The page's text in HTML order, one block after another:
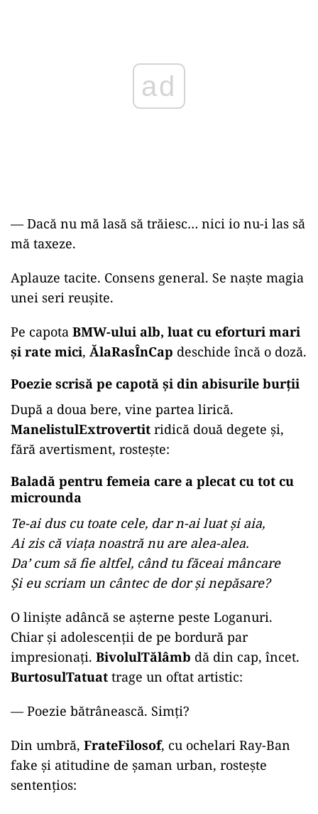
ad
— Dacă nu mă lasă să trăiesc… nici io nu-i las să
mă taxeze.
Aplauze tacite. Consens general. Se naște magia
unei seri reușite.
Pe capota BMW-ului alb, luat cu eforturi mari
și rate mici, ĂlaRasÎnCap deschide încă o doză.
Poezie scrisă pe capotă și din abisurile burții
După a doua bere, vine partea lirică.
ManelistulExtrovertit ridică două degete și,
fără avertisment, rostește:
Baladă pentru femeia care a plecat cu tot cu
microunda
Te-ai dus cu toate cele, dar n-ai luat și aia,
Ai zis că viața noastră nu are alea-alea.
Da’ cum să fie altfel, când tu făceai mâncare
Și eu scriam un cântec de dor și nepăsare?
O liniște adâncă se așterne peste Loganuri.
Chiar și adolescenții de pe bordură par
impresionați. BivolulTălâmb dă din cap, încet.
BurtosulTatuat trage un oftat artistic:
— Poezie bătrânească. Simți?
Din umbră, FrateFilosof, cu ochelari Ray-Ban
fake și atitudine de șaman urban, rostește
sentențios: